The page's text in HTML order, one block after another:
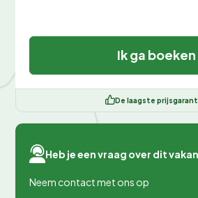
Ik ga boeken
De laagste
Heb je een vraag over dit
Neem contact met ons op